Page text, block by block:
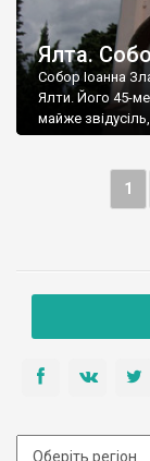
Ялта.
Собор Іоанна
Ялти. Його 45-
майже
1